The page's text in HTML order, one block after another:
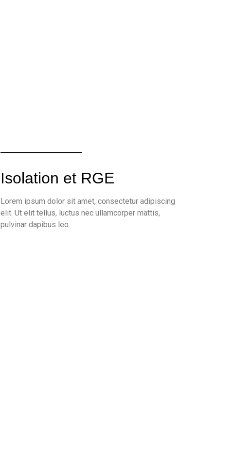
Isolation et RGE
Lorem ipsum dolor sit amet, consectetur adipiscing
elit. Ut elit tellus, luctus nec ullamcorper mattis,
pulvinar dapibus leo.